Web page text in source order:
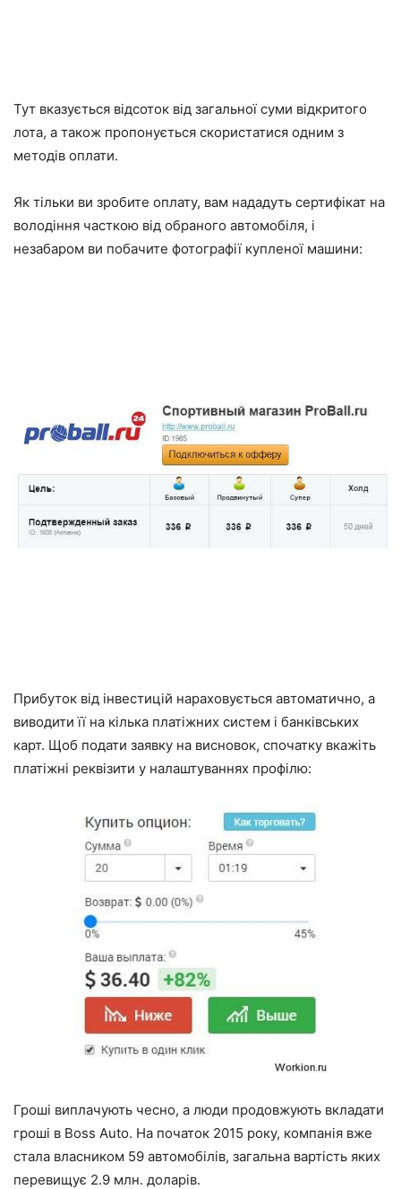
Тут вказується відсоток від загальної суми відкритого
лота, а також пропонується скористатися одним з
методів оплати.
Як тільки ви зробите оплату, вам нададуть сертифікат на
володіння часткою від обраного автомобіля, і
незабаром ви побачите фотографії купленої машини:
Прибуток від інвестицій нараховується автоматично, а
виводити її на кілька платіжних систем і банківських
карт. Щоб подати заявку на висновок, спочатку вкажіть
платіжні реквізити у налаштуваннях профілю:
Гроші виплачують чесно, а люди продовжують вкладати
гроші в Boss Auto. На початок 2015 року, компанія вже
стала власником 59 автомобілів, загальна вартість яких
перевищує 2.9 млн. доларів.